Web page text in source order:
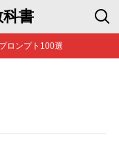
書
ロンプト100選